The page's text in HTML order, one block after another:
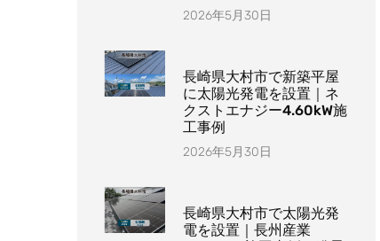
2026年5月30日
長崎県大村市で新築平屋
に太陽光発電を設置｜ネ
クストエナジー4.60kW施
工事例
2026年5月30日
長崎県大村市で太陽光発
電を設置｜長州産業